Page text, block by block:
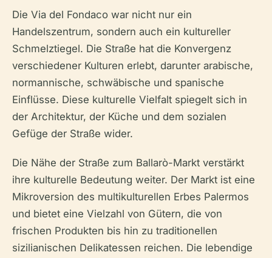
Die Via del Fondaco war nicht nur ein
Handelszentrum, sondern auch ein kultureller
Schmelztiegel. Die Straße hat die Konvergenz
verschiedener Kulturen erlebt, darunter arabische,
normannische, schwäbische und spanische
Einflüsse. Diese kulturelle Vielfalt spiegelt sich in
der Architektur, der Küche und dem sozialen
Gefüge der Straße wider.
Die Nähe der Straße zum Ballarò-Markt verstärkt
ihre kulturelle Bedeutung weiter. Der Markt ist eine
Mikroversion des multikulturellen Erbes Palermos
und bietet eine Vielzahl von Gütern, die von
frischen Produkten bis hin zu traditionellen
sizilianischen Delikatessen reichen. Die lebendige